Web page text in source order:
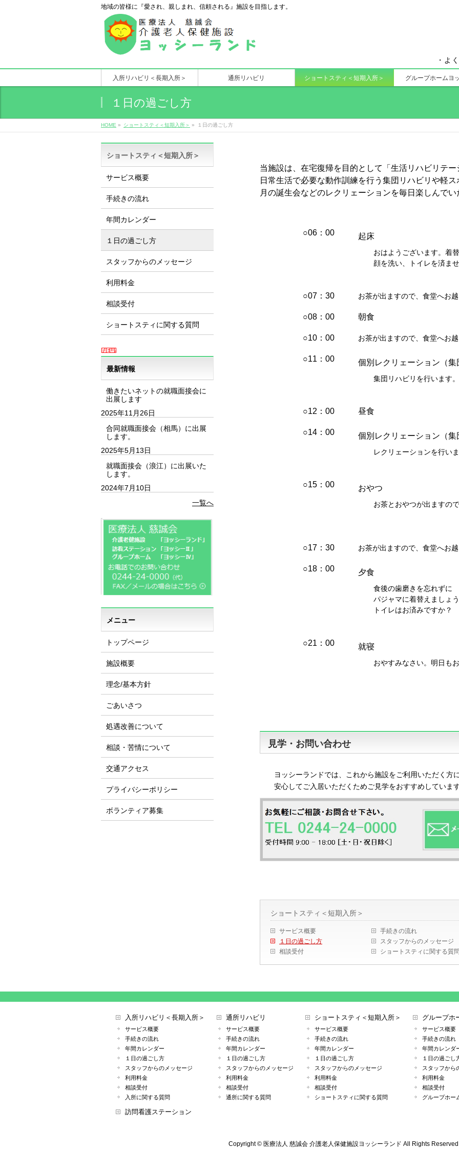
地域の皆様に『愛され、親しまれ、信頼される』施設を目指します。
・よ
入所リハビリ＜長期入所＞ 通所リハビリ ショートスティ＜短期入所＞ グループホームヨ
１日の過ごし方
HOME » ショートスティ＜短期入所＞ » １日の過ごし方
当施設は、在宅復帰を目的として「生活リハビリテ
日常生活で必要な動作訓練を行う集団リハビリや軽
月の誕生会などのレクリェーションを毎日楽しんで
○06：00 起床
おはようございます。着
顔を洗い、トイレを済ま
○07：30 お茶が出ますので、食堂へお
○08：00 朝食
○10：00 お茶が出ますので、食堂へお
○11：00 個別レクリェーション（集
集団リハビリを行います
○12：00 昼食
○14：00 個別レクリェーション（集
レクリェーションを行い
○15：00 おやつ
お茶とおやつが出ますの
○17：30 お茶が出ますので、食堂へお
○18：00 夕食
食後の歯磨きを忘れずに
パジャマに着替えましょ
トイレはお済みですか？
○21：00 就寝
おやすみなさい。明日も
見学・お問い合わせ
ヨッシーランドでは、これから施設をご利用いただく方
安心してご入居いただくためご見学をおすすめしていま
ショートスティ＜短期入所＞
サービス概要
手続きの流れ
１日の過ごし方
スタッフからのメッセージ
相談受付
ショートスティに関する質
ショートスティ＜短期入所＞
サービス概要
手続きの流れ
年間カレンダー
１日の過ごし方
スタッフからのメッセージ
利用料金
相談受付
ショートスティに関する質問
最新情報
働きたいネットの就職面接会に
出展します
2025年11月26日
合同就職面接会（相馬）に出展
します。
2025年5月13日
就職面接会（浪江）に出展いた
します。
2024年7月10日
一覧へ
メニュー
トップページ
施設概要
理念/基本方針
ごあいさつ
処遇改善について
相談・苦情について
交通アクセス
プライバシーポリシー
ボランティア募集
入所リハビリ＜長期入所＞
サービス概要
手続きの流れ
年間カレンダー
１日の過ごし方
スタッフからのメッセージ
利用料金
相談受付
入所に関する質問
通所リハビリ
サービス概要
手続きの流れ
年間カレンダー
１日の過ごし方
スタッフからのメッセージ
利用料金
相談受付
通所に関する質問
ショートスティ＜短期入所＞
サービス概要
手続きの流れ
年間カレンダー
１日の過ごし方
スタッフからのメッセージ
利用料金
相談受付
ショートスティに関する質問
グループホ
サービス概要
手続きの流れ
年間カレンダ
１日の過ごし
スタッフから
利用料金
相談受付
グループホー
訪問看護ステーション
Copyright © 医療法人 慈誠会 介護老人保健施設ヨッシーランド All Rights